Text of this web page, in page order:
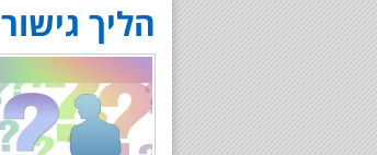
הליך גישור